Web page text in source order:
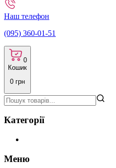
Наш телефон
(095) 360-01-51
0
Кошик
0 грн
Категорії
Меню